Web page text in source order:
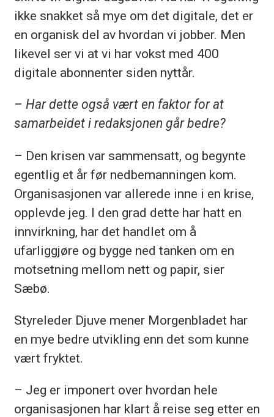
ikke snakket så mye om det digitale, det er
en organisk del av hvordan vi jobber. Men
likevel ser vi at vi har vokst med 400
digitale abonnenter siden nyttår.
– Har dette også vært en faktor for at
samarbeidet i redaksjonen går bedre?
– Den krisen var sammensatt, og begynte
egentlig et år før nedbemanningen kom.
Organisasjonen var allerede inne i en krise,
opplevde jeg. I den grad dette har hatt en
innvirkning, har det handlet om å
ufarliggjøre og bygge ned tanken om en
motsetning mellom nett og papir, sier
Sæbø.
Styreleder Djuve mener Morgenbladet har
en mye bedre utvikling enn det som kunne
vært fryktet.
– Jeg er imponert over hvordan hele
organisasjonen har klart å reise seg etter en